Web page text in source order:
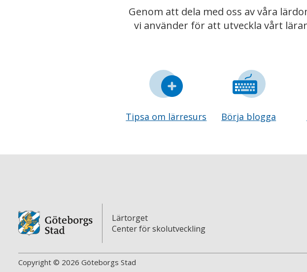
Genom att dela med oss av våra
vi använder för att utveckla vårt
Tipsa om lärresurs Börja blogga
Lärtorget
Center för skolutveckling
Copyright © 2026 Göteborgs Stad